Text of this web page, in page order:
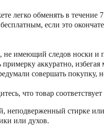
легко обменять в течение
если это
имеющий следов носки
аккуратно,
совершать покупку,
что товар соответствует
неподверженный стирке
или духов.